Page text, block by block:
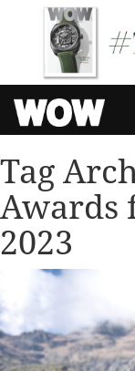
Tag
Awards
2023